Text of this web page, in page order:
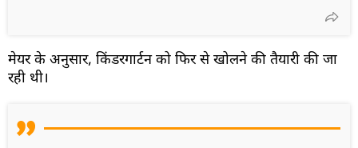
मेयर के अनुसार, किंडरगार्टन को फिर से खोलने की तैयारी की जा
रही थी।